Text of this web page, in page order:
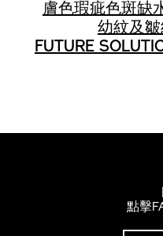
膚色瑕疵色斑缺
幼紋及
FUTURE
點擊